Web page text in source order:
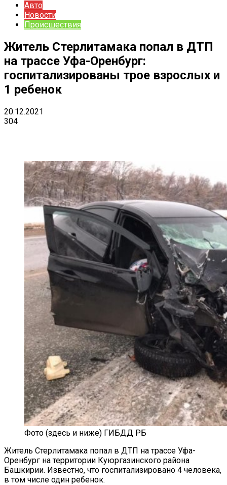
Авто
Новости
Происшествия
Житель Стерлитамака попал в ДТП
на трассе Уфа-Оренбург:
госпитализированы трое взрослых и
1 ребенок
20.12.2021
304
Фото (здесь и ниже) ГИБДД РБ
Житель Стерлитамака попал в ДТП на трассе Уфа-
Оренбург на территории Куюргазинского района
Башкирии. Известно, что госпитализировано 4 человека,
в том числе один ребенок.